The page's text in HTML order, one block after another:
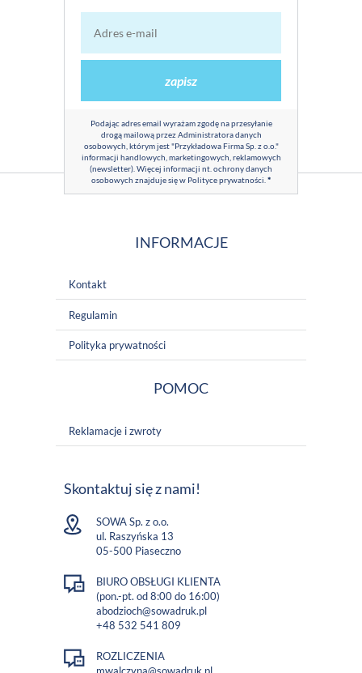
zapisz
Podając adres email wyrażam zgodę na przesyłanie
drogą mailową przez Administratora danych
osobowych, którym jest "Przykładowa Firma Sp. z o.o."
informacji handlowych, marketingowych, reklamowych
(newsletter). Więcej informacji nt. ochrony danych
osobowych znajduje się w Polityce prywatności *
INFORMACJE
Kontakt
Regulamin
Polityka prywatności
POMOC
Reklamacje i zwroty
Skontaktuj się z nami!
SOWA Sp. z o.o.
ul. Raszyńska 13
05-500 Piaseczno
BIURO OBSŁUGI KLIENTA
(pon.-pt. od 8:00 do 16:00)
abodzioch@sowadruk.pl
+48 532 541 809
ROZLICZENIA